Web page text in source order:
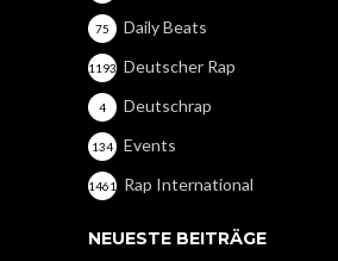
Daily Beats
75
Deutscher Rap
1193
Deutschrap
4
Events
134
Rap International
1461
NEUESTE BEITRÄGE